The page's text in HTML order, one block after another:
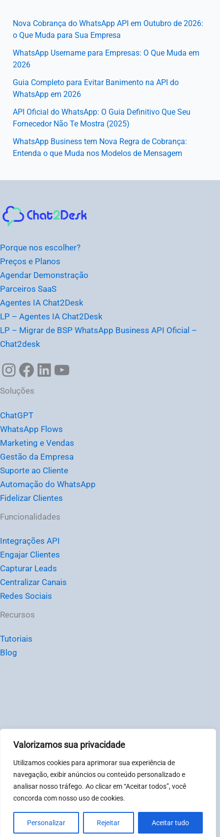
Valorizamos sua privacidade
Utilizamos cookies para aprimorar sua experiência de
navegação, exibir anúncios ou conteúdo personalizado e
analisar nosso tráfego. Ao clicar em “Aceitar todos”, você
concorda com nosso uso de cookies.
Personalizar Rejeitar Aceitar tudo
Nova Cobrança do WhatsApp API em Outubro de 2026:
o Que Muda para Sua Empresa
WhatsApp Username para Empresas: O Que Muda em
2026
Guia Completo para Evitar Banimento na API do
WhatsApp em 2026
API Oficial do WhatsApp: O Guia Definitivo Que Seu
Fornecedor Não Te Mostra (2025)
WhatsApp Business tem Nova Regra de Cobrança:
Entenda o que Muda nos Modelos de Mensagem
Porque nos escolher?
Preços e Planos
Agendar Demonstração
Parceiros SaaS
Agentes IA Chat2Desk
LP – Agentes IA Chat2Desk
LP – Migrar de BSP WhatsApp Business API Oficial –
Chat2desk
Instagram
Facebook
Soluções
ChatGPT
WhatsApp Flows
Marketing e Vendas
Gestão da Empresa
Suporte ao Cliente
Automação do WhatsApp
Fidelizar Clientes
Funcionalidades
Integrações API
Engajar Clientes
Capturar Leads
Centralizar Canais
Redes Sociais
Recursos
Tutoriais
Blog
© Chat2Desk Brasil – CNPJ: 31081317000123
Política de privacidade|Termos
Horário de atendimento: Segunda à sexta-feira, das 08:00
às 18:00. Sábados e Domingos das 08:00 às 12:00.